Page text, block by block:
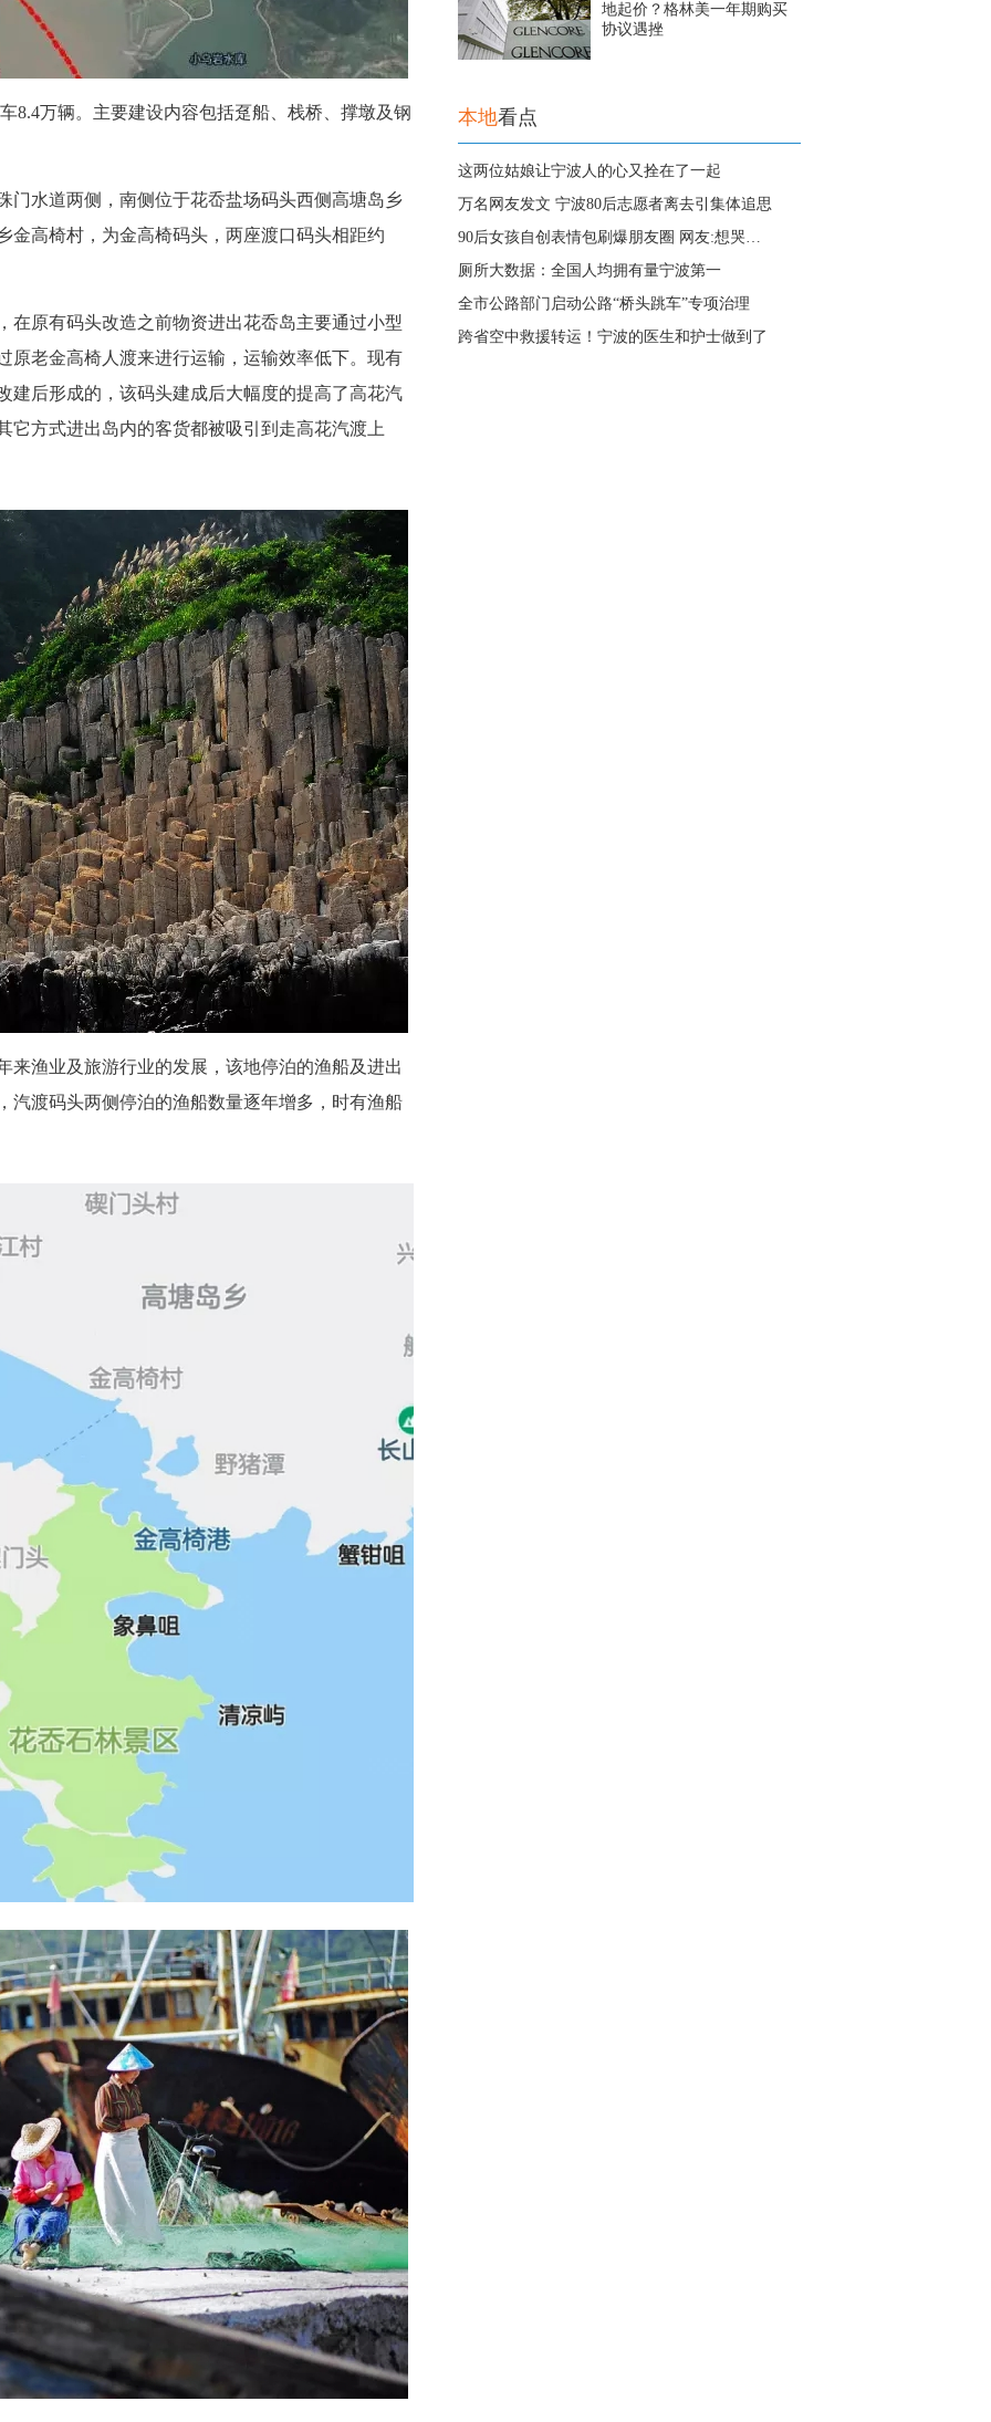
万辆。主要建设内容包括趸船、栈桥、撑墩及钢
水道两侧，南侧位于花岙盐场码头西侧高塘岛乡
金高椅村，为金高椅码头，两座渡口码头相距约
原有码头改造之前物资进出花岙岛主要通过小型
原老金高椅人渡来进行运输，运输效率低下。现有
建后形成的，该码头建成后大幅度的提高了高花汽
它方式进出岛内的客货都被吸引到走高花汽渡上
渔业及旅游行业的发展，该地停泊的渔船及进出
汽渡码头两侧停泊的渔船数量逐年增多，时有渔船
地起价？格林美一年期购买
协议遇挫
本地看点
这两位姑娘让宁波人的心又拴在了一起
万名网友发文 宁波80后志愿者离去引集体追思
90后女孩自创表情包刷爆朋友圈 网友:想哭…
厕所大数据：全国人均拥有量宁波第一
全市公路部门启动公路“桥头跳车”专项治理
跨省空中救援转运！宁波的医生和护士做到了